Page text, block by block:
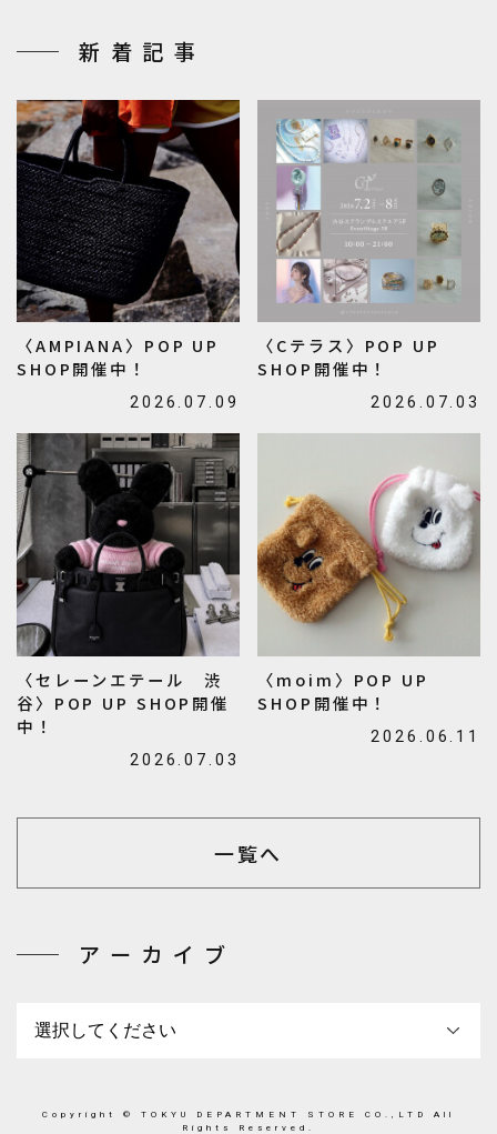
新着記事
〈AMPIANA〉POP UP
SHOP開催中！
2026.07.09
〈Cテラス〉POP UP
SHOP開催中！
2026.07.03
〈セレーンエテール 渋
谷〉POP UP SHOP開催
中！
2026.07.03
〈moim〉POP UP
SHOP開催中！
2026.06.11
一覧へ
アーカイブ
Copyright © TOKYU DEPARTMENT STORE CO.,LTD All
Rights Reserved.